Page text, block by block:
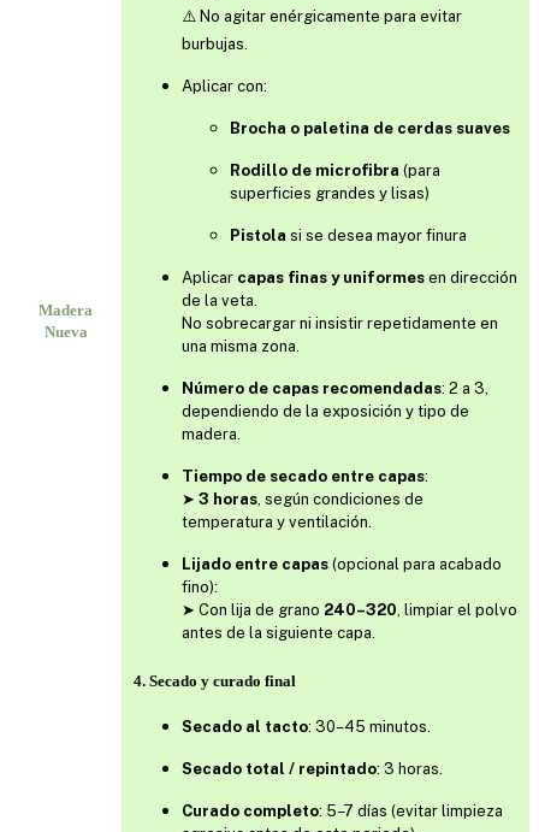
Madera
Nueva
⚠️ No agitar enérgicamente para evitar
burbujas.
Aplicar con:
Brocha o paletina de cerdas suaves
Rodillo de microfibra (para
superficies grandes y lisas)
Pistola si se desea mayor finura
Aplicar capas finas y uniformes en dirección
de la veta.
No sobrecargar ni insistir repetidamente en
una misma zona.
Número de capas recomendadas: 2 a 3,
dependiendo de la exposición y tipo de
madera.
Tiempo de secado entre capas:
➤ 3 horas , según condiciones de
temperatura y ventilación.
Lijado entre capas (opcional para acabado
fino):
➤ Con lija de grano 240–320 , limpiar el polvo
antes de la siguiente capa.
4. Secado y curado final
Secado al tacto: 30–45 minutos.
Secado total / repintado: 3 horas.
Curado completo: 5–7 días (evitar limpieza